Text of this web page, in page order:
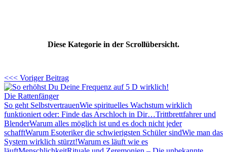
Diese Kategorie in der Scrollübersicht.
<<< Voriger Beitrag
Die Rattenfänger
So geht SelbstvertrauenWie spirituelles Wachstum wirklich
funktioniert oder: Finde das Arschloch in Dir…Trittbrettfahrer und
BlenderWarum alles möglich ist und es doch nicht jeder
schafftWarum Esoteriker die schwierigsten Schüler sindWie man das
System wirklich stürzt!Warum es läuft wie es